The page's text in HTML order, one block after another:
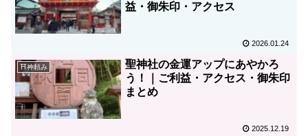
益・御朱印・アクセス
2026.01.24
⛩神頼み
聖神社の金運アップにあやかろ
う！｜ご利益・アクセス・御朱印
まとめ
2025.12.19